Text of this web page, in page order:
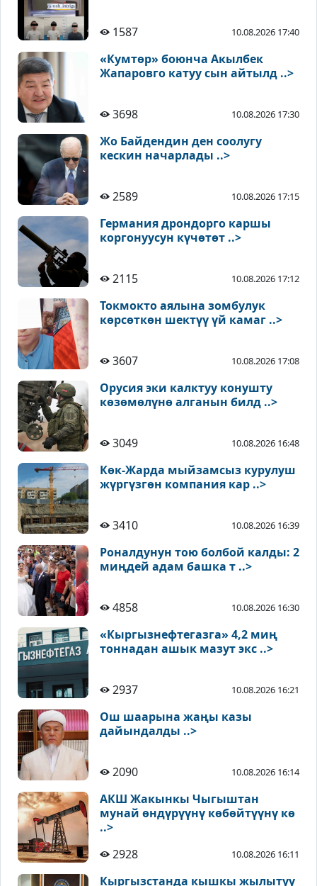
1587 10.08.2026 17:40
«Кумтөр» боюнча Акылбек
Жапаровго катуу сын айтылд ..>
3698 10.08.2026 17:30
Жо Байдендин ден соолугу
кескин начарлады ..>
2589 10.08.2026 17:15
Германия дрондорго каршы
коргонуусун күчөтөт ..>
2115 10.08.2026 17:12
Токмокто аялына зомбулук
көрсөткөн шектүү үй камаг ..>
3607 10.08.2026 17:08
Орусия эки калктуу конушту
көзөмөлүнө алганын билд ..>
3049 10.08.2026 16:48
Көк-Жарда мыйзамсыз курулуш
жүргүзгөн компания кар ..>
3410 10.08.2026 16:39
Роналдунун тою болбой калды: 2
миңдей адам башка т ..>
4858 10.08.2026 16:30
«Кыргызнефтегазга» 4,2 миң
тоннадан ашык мазут экс ..>
2937 10.08.2026 16:21
Ош шаарына жаңы казы
дайындалды ..>
2090 10.08.2026 16:14
АКШ Жакынкы Чыгыштан
мунай өндүрүүнү көбөйтүүнү кө
..>
2928
10.08.2026 16:11
Кыргызстанда кышкы жылытуу